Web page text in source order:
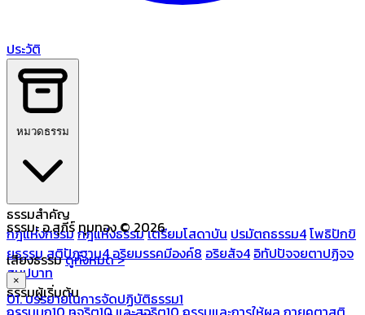
ประวัติ
หมวดธรรม
ธรรมสำคัญ
กฎแห่งกรรมกฎแห่งธรรมเตรียมโสดาบัน ปรมัตถธรรม4โพธิปักขิ
ยธรรมสติปัฏฐาน4อริยมรรคมีองค์8 อริยสัจ4 อิทัปปัจจยตาปฏิจจ
สมุปบาท
ธรรมผู้เริ่มต้น
ธรรมะ อ.สุภีร์ ทุมทอง © 2026
เสียงธรรมดูทั้งหมด >
×
01. บรรยายในการจัดปฏิบัติธรรม1